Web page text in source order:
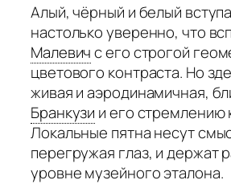
Алый, чёрный и белый
настолько уверенно, что
Малевич с его строгой
цветового контраста. Но
живая и аэродинамичная,
Бранкузи и его стремлению
Локальные пятна несут
перегружая глаз, и держат
уровне музейного эталона.